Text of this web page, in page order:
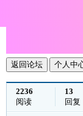
返回论坛 个人中
2236
阅读
13
回复